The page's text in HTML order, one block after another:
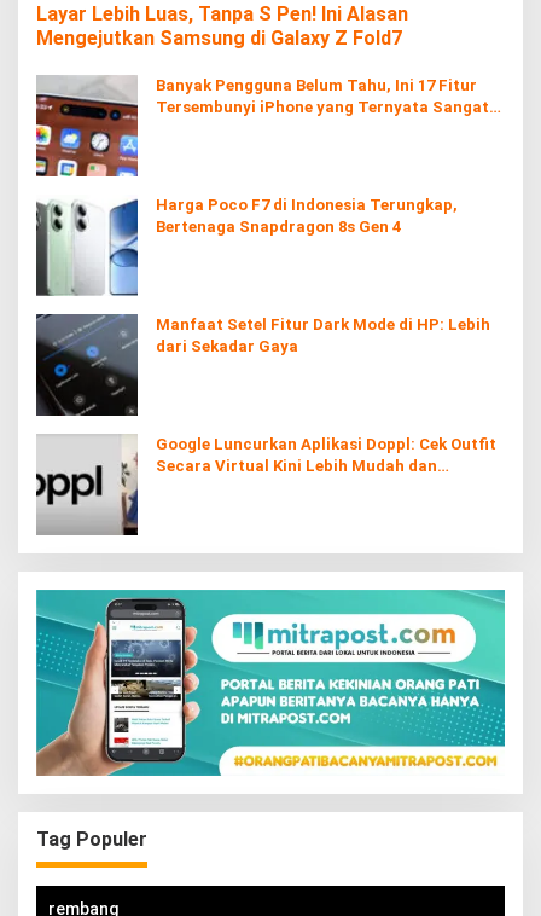
Layar Lebih Luas, Tanpa S Pen! Ini Alasan
Mengejutkan Samsung di Galaxy Z Fold7
Banyak Pengguna Belum Tahu, Ini 17 Fitur
Tersembunyi iPhone yang Ternyata Sangat
Harga Poco F7 di Indonesia Terungkap,
Bertenaga Snapdragon 8s Gen 4
Manfaat Setel Fitur Dark Mode di HP: Lebih
dari Sekadar Gaya
Google Luncurkan Aplikasi Doppl: Cek Outfit
Secara Virtual Kini Lebih Mudah dan
Tag Populer
rembang